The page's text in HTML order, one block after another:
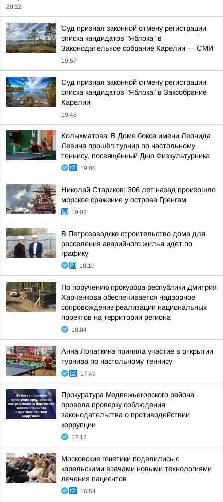
20:22
Суд признал законной отмену регистрации
списка кандидатов "Яблока" в
Законодательное собрание Карелии — СМИ
19:57
Суд признал законной отмену регистрации
списка кандидатов "Яблока" в Заксобрание
Карелии
19:48
Колыхматова: В Доме бокса имени Леонида
Левина прошёл турнир по настольному
теннису, посвящённый Дню Физкультурника
19:06
Николай Стариков: 306 лет назад произошло
морское сражение у острова Гренгам
19:03
В Петрозаводске строительство дома для
расселения аварийного жилья идет по
графику
18:10
По поручению прокурора республики Дмитрия
Харченкова обеспечивается надзорное
сопровождение реализации национальных
проектов на территории региона
18:04
Анна Лопаткина приняла участие в открытии
турнира по настольному теннису
17:49
Прокуратура Медвежьегорского района
провела проверку соблюдения
законодательства о противодействии
коррупции
17:12
Московские генетики поделились с
карельскими врачами новыми технологиями
лечения пациентов
16:54